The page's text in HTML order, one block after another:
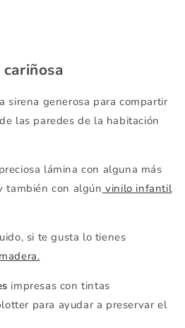
sirena generosa para compartir
las paredes de la habitación
lámina con alguna más
también con algún vinilo infantil
si te gusta lo tienes
impresas con tintas
para ayudar a preservar el